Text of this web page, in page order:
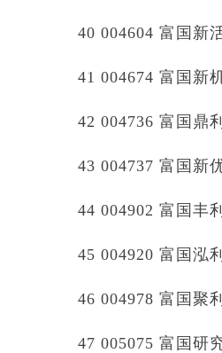
40 004604 富国新
41 004674 富国新
42 004736 富国鼎
43 004737 富国新
44 004902 富国丰
45 004920 富国泓
46 004978 富国聚
47 005075 富国研